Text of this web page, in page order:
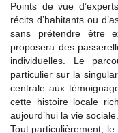
Points de vue
récits d’habitants ou
sans prétendre être
proposera des
individuelles. Le
particulier sur la
centrale aux
cette histoire locale
aujourd’hui la vie sociale.
Tout particulièrement,